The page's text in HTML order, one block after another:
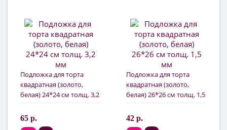
Подложка для торта
квадратная (золото,
белая) 24*24 см толщ. 3,2
65 р.
Подложка для торта
квадратная (золото,
белая) 26*26 см толщ. 1,5
42 р.